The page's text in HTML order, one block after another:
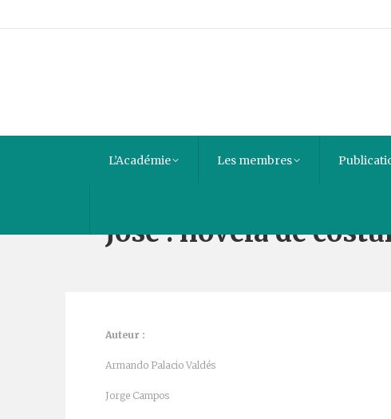
L’Académie Les membres
José : novela de
Auteur :
Armando Palacio Valdés
Jorge Campos